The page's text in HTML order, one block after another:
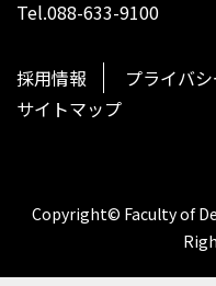
Tel.088-633-9100
採用情報 プライバ
サイトマップ
Copyright© Faculty of